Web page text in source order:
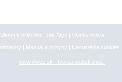
práv doc. Ján Styk | Všetky práva
| Manuál a pokyny | Nastavenia cookies
www.Aweb.sk - tvorba webstránok.